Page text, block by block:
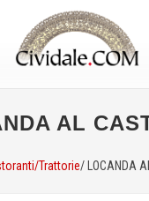
AL
Trattorie/ LOCANDA